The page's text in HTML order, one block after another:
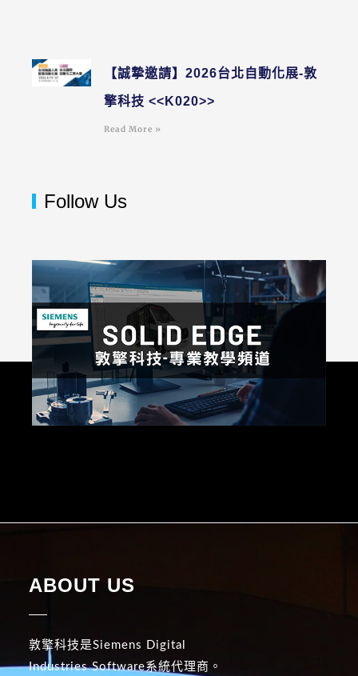
【誠摯邀請】2026台北自動化展-敦
擎科技 <<K020>>
Read More »
Follow Us
ABOUT US
敦擎科技是Siemens Digital
Industries Software系統代理商。